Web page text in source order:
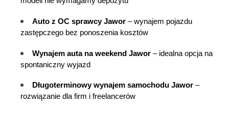
Auto z OC sprawcy Jawor – wynajem pojazdu
zastępczego bez ponoszenia kosztów
Wynajem auta na weekend Jawor – idealna opcja na
spontaniczny wyjazd
Długoterminowy wynajem samochodu Jawor –
rozwiązanie dla firm i freelancerów